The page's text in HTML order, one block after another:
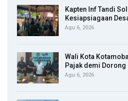
Kapten Inf Tandi
Kesiapsiagaan
Agu 6, 2026
Wali Kota
Pajak demi
Agu 6, 2026